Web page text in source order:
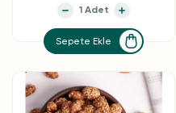
Sepete Ekle